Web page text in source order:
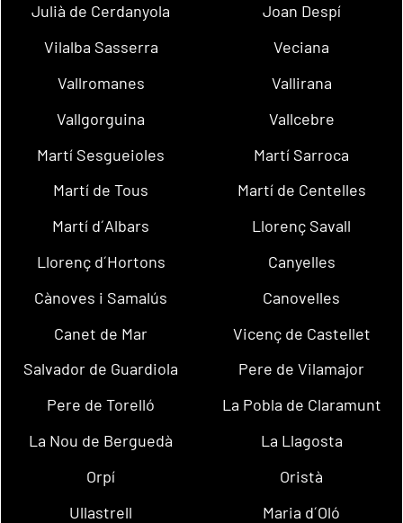
Julià de Cerdanyola
Joan Despí
Vilalba Sasserra
Veciana
Vallromanes
Vallirana
Vallgorguina
Vallcebre
Martí Sesgueioles
Martí Sarroca
Martí de Tous
Martí de Centelles
Martí d´Albars
Llorenç Savall
Llorenç d´Hortons
Canyelles
Cànoves i Samalús
Canovelles
Canet de Mar
Vicenç de Castellet
Salvador de Guardiola
Pere de Vilamajor
Pere de Torelló
La Pobla de Claramunt
La Nou de Berguedà
La Llagosta
Orpí
Oristà
Ullastrell
Maria d´Oló